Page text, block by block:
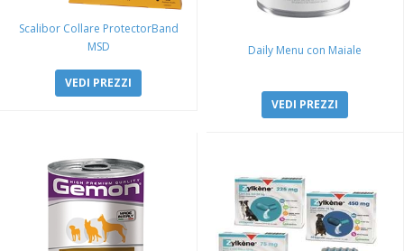
Scalibor Collare ProtectorBand
MSD
VEDI PREZZI
Daily Menu con Maiale
VEDI PREZZI